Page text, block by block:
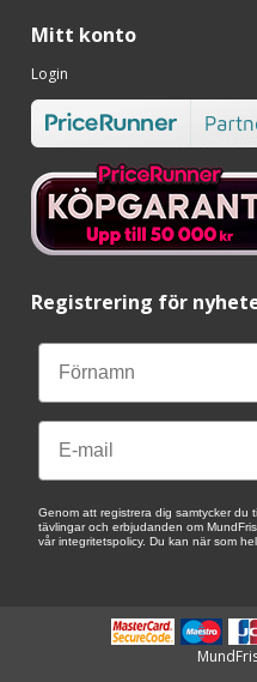
Mitt konto
Login
Registrering för
Email
Genom att registrera dig samtycker du
tävlingar och erbjudanden om
vår integritetspolicy. Du kan när som